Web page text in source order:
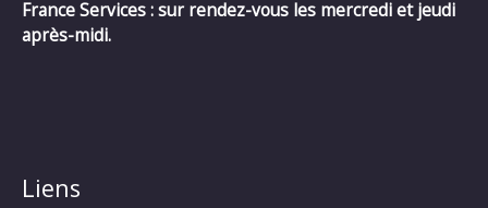
France Services : sur rendez-vous les mercredi et jeudi
après-midi.
Liens